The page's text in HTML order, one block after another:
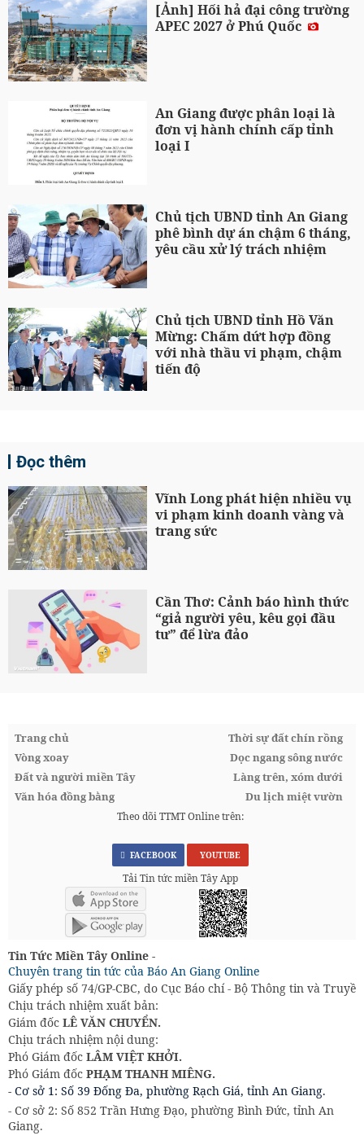
[Ảnh] Hối hả đại công trường
APEC 2027 ở Phú Quốc
An Giang được phân loại là
đơn vị hành chính cấp tỉnh
loại I
Chủ tịch UBND tỉnh An Giang
phê bình dự án chậm 6 tháng,
yêu cầu xử lý trách nhiệm
Chủ tịch UBND tỉnh Hồ Văn
Mừng: Chấm dứt hợp đồng
với nhà thầu vi phạm, chậm
tiến độ
Đọc thêm
Vĩnh Long phát hiện nhiều vụ
vi phạm kinh doanh vàng và
trang sức
Cần Thơ: Cảnh báo hình thức
“giả người yêu, kêu gọi đầu
tư” để lừa đảo
Trang chủ
Thời sự đất chín rồng
Vòng xoay
Dọc ngang sông nước
Đất và người miền Tây
Làng trên, xóm dưới
Văn hóa đồng bằng
Du lịch miệt vườn
Theo dõi TTMT Online trên:
FACEBOOK YOUTUBE
Tải Tin tức miền Tây App
Tin Tức Miền Tây Online -
Chuyên trang tin tức của Báo An Giang Online
Giấy phép số 74/GP-CBC, do Cục Báo chí - Bộ Thông tin và
Chịu trách nhiệm xuất bản:
Giám đốc LÊ VĂN CHUYỂN.
Chịu trách nhiệm nội dung:
Phó Giám đốc LÂM VIỆT KHỞI.
Phó Giám đốc PHẠM THANH MIÊNG.
- Cơ sở 1: Số 39 Đống Đa, phường Rạch Giá, tỉnh An Giang.
- Cơ sở 2: Số 852 Trần Hưng Đạo, phường Bình Đức, tỉnh An
Giang.